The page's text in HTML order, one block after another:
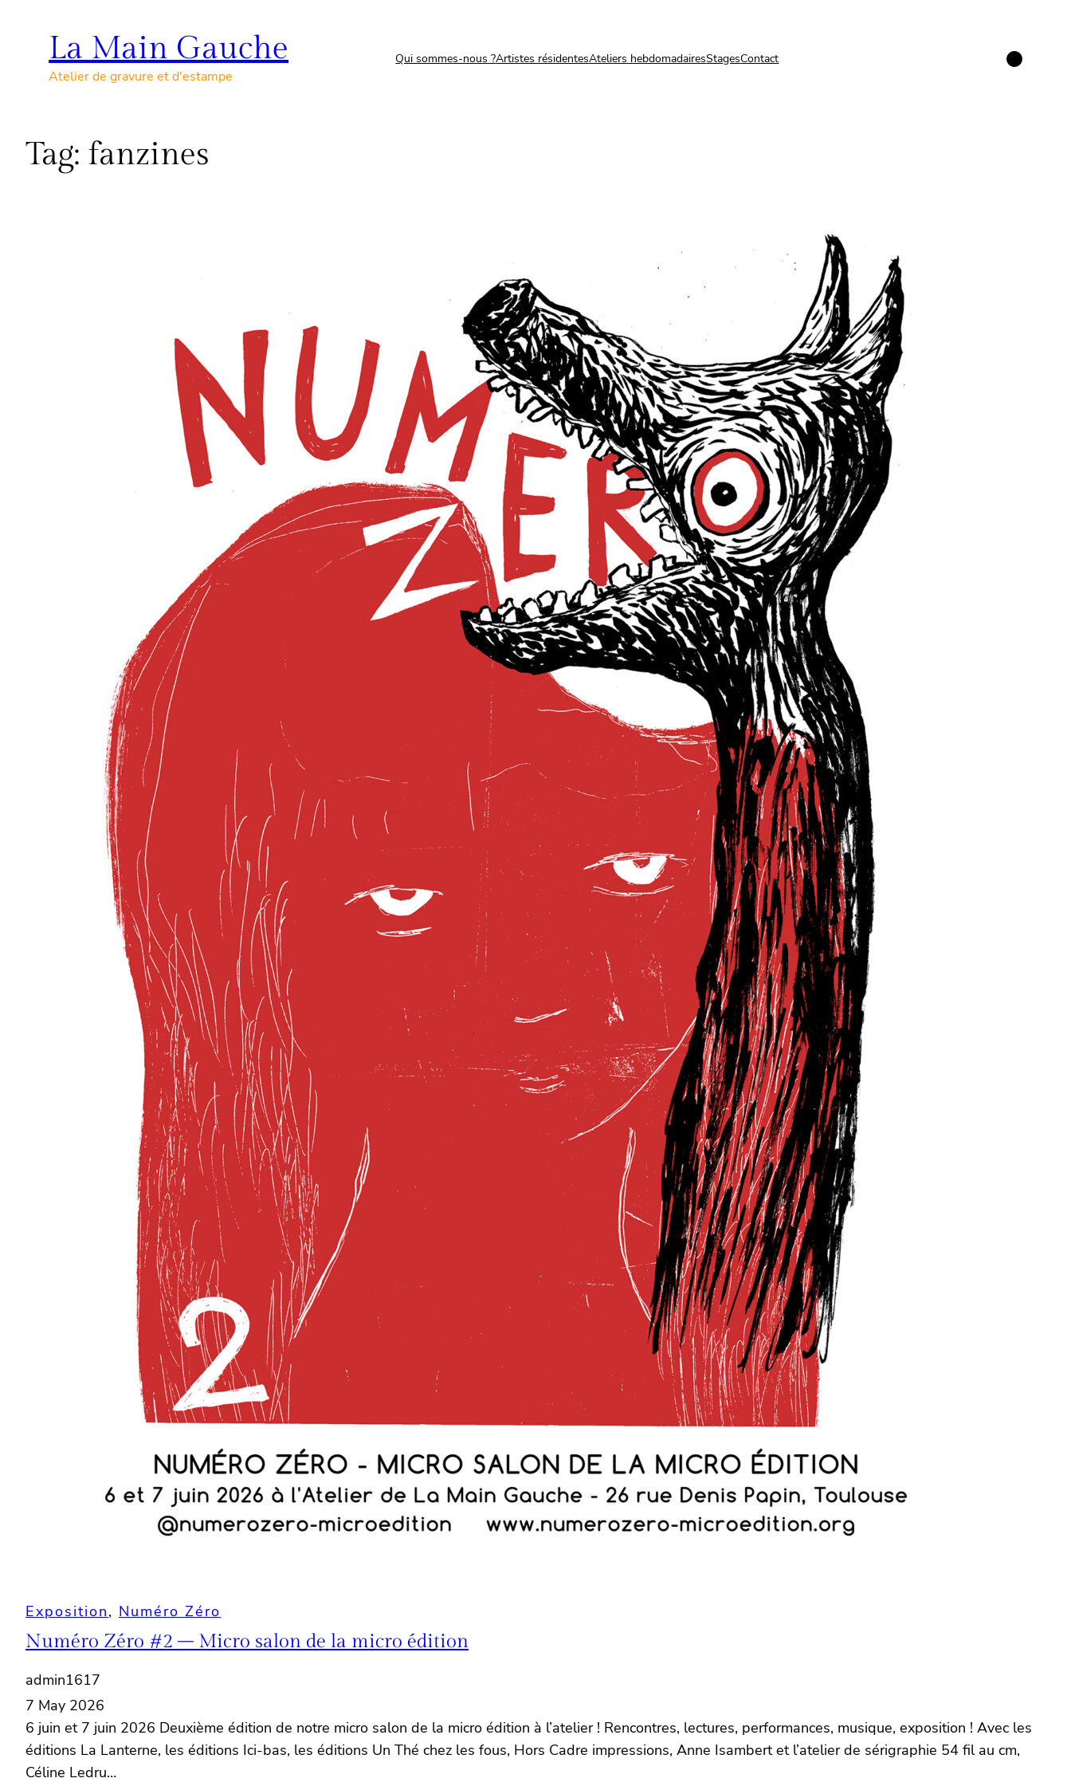
contentLa Main Gauche
Atelier de gravure et d'estampe
Qui sommes-nous ?Artistes résidentesAteliers hebdomadairesStagesContact Instagram
Tag: fanzines
Exposition, Numéro Zéro
Numéro Zéro #2 – Micro salon de la micro édition
admin1617
7 May 2026
6 juin et 7 juin 2026 Deuxième édition de notre micro salon de la micro édition à l’atelier ! Rencontres, lectures, performances, musique, exposition ! Avec les
éditions La Lanterne, les éditions Ici-bas, les éditions Un Thé chez les fous, Hors Cadre impressions, Anne Isambert et l’atelier de sérigraphie 54 fil au cm,
Céline Ledru…